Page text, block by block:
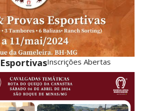
Inscrições Abertas